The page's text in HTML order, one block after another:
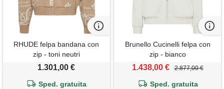
RHUDE felpa bandana con
zip - toni neutri
1.301,00 €
Sped. gratuita
Brunello Cucinelli felpa con
zip - bianco
1.438,00 € 2.877,00 €
Sped. gratuita